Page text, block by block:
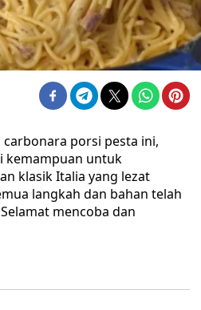
porsi pesta ini,
kemampuan untuk
klasik Italia yang lezat
langkah dan bahan telah
mencoba dan